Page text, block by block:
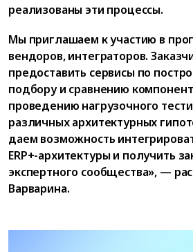
реализованы эти процессы.
Мы приглашаем к участию в
вендоров, интеграторов.
предоставить сервисы по
подбору и сравнению
проведению нагрузочного
различных архитектурных
даем возможность
ERP+-архитектуры и получить
экспертного сообщества», —
Варварина.